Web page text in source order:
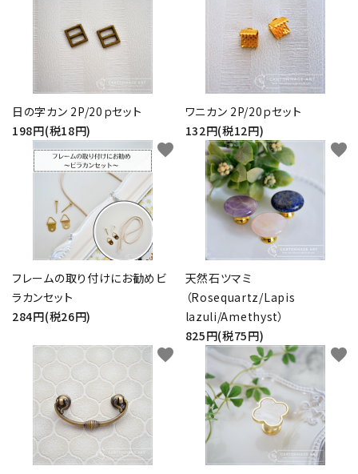
日の字カン 2P/20ｐセット
198円(税18円)
ワニカン 2P/20ｐセット
132円(税12円)
フレームの取り付けにお勧めビ
ラカンセット
284円(税26円)
favorite
天然石ツマミ
（Rosequartz/Lapis
lazuli/Amethyst）
825円(税75円)
favorite
favorite favorite